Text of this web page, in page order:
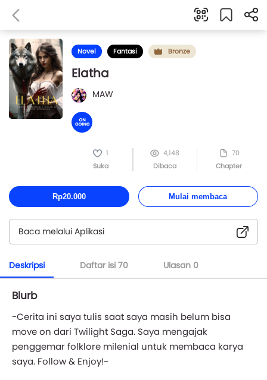
Novel Fantasi Bronze
Elatha
MAW
1
Suka
4,148
Dibaca
70
Chapter
Rp20.000 Mulai membaca
Baca melalui Aplikasi
Deskripsi Daftar isi 70 Ulasan 0
Blurb
-Cerita ini saya tulis saat saya masih belum bisa
move on dari Twilight Saga. Saya mengajak
penggemar folklore milenial untuk membaca karya
saya. Follow & Enjoy!-